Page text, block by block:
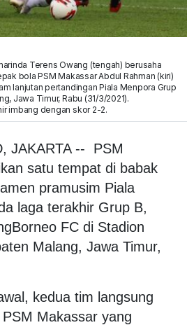
Terens Owang (tengah) berusaha
bola PSM Makassar Abdul Rahman (kiri)
lanjutan pertandingan Piala Menpora Grup
Jawa Timur, Rabu (31/3/2021).
imbang dengan skor 2-2.
JAKARTA -- PSM
satu tempat di babak
pramusim Piala
laga terakhir Grup B,
FC di Stadion
Malang, Jawa Timur,
kedua tim langsung
Makassar yang